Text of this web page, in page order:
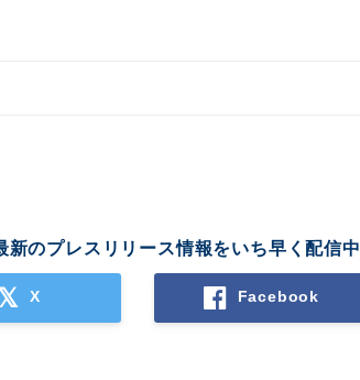
新のプレスリリース情報をいち早く配信中
X Facebook